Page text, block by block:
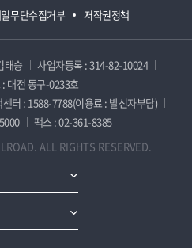
무단수집거부 저작권정책
태승
사업자등록 : 314-82-10024
대전 동구-0233호
센터 : 1588-7788(이용료 : 발신자부담)
팩스 : 02-361-8385
ALL RIGHTS RESERVED.